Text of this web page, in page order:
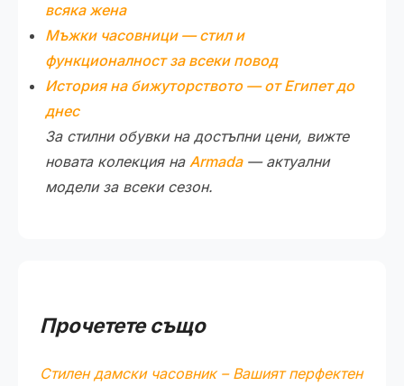
всяка жена
Мъжки часовници — стил и
функционалност за всеки повод
История на бижуторството — от Египет до
днес
За стилни обувки на достъпни цени, вижте
новата колекция на Armada— актуални
модели за всеки сезон.
Прочетете също
Стилен дамски часовник – Вашият перфектен